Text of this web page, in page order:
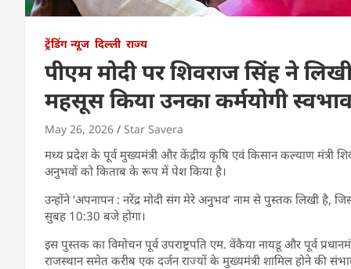
ट्रेंडिंग न्यूज दिल्ली राज्य
पीएम मोदी पर शिवराज सिंह ने
महसूस किया उनका कर्मयोगी
May 26, 2026 Star Savera
मध्य प्रदेश के पूर्व मुख्यमंत्री और केंद्रीय कृषि एवं किसान कल्याण मंत्री
अनुभवों को किताब के रूप में पेश किया है।
उन्होंने ‘अपनापन : नरेंद्र मोदी संग मेरे अनुभव’ नाम से पुस्तक लिखी है,
सुबह 10:30 बजे होगा।
इस पुस्तक का विमोचन पूर्व उपराष्ट्रपति एम. वेंकैया नायडू और पूर्व
राजस्थान समेत करीब एक दर्जन राज्यों के मुख्यमंत्री शामिल होने की